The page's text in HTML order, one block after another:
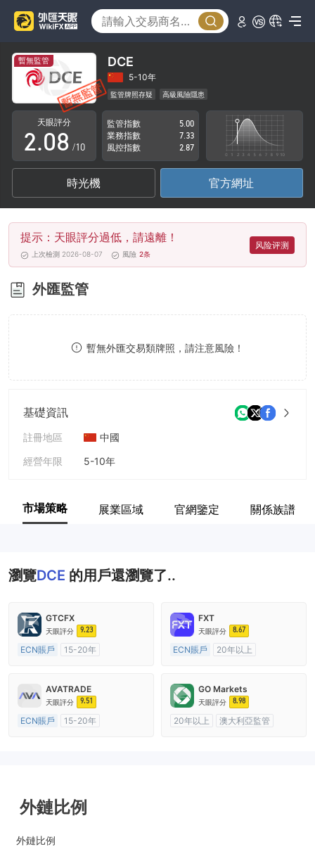
暫無監管 DCE
5-10年
監管牌照存疑 高級風險隱患
天眼評分
0
1
2
3
4
5
6
7
8
.0
1
2
3
4
5
6
4
5
6
7
8
9
/10
監管指數
5.00
業務指數
7.33
風控指數
2.87
時光機 官方網址
提示：天眼評分過低，請遠離！
上次檢測 2026-08-07 風險 2条
风险评测
外匯監管
暫無外匯交易類牌照，請注意風險！
基礎資訊
註冊地區
中國
經營年限
5-10年
市場策略 展業區域 官網鑒定 關係族譜
瀏覽DCE 的用戶還瀏覽了..
GTCFX
天眼評分 9.23
ECN賬戶
15-20年
FXT
天眼評分 8.67
ECN賬戶
20年以上
主標MT4
AVATRADE
天眼評分 9.51
ECN賬戶
15-20年
GO Markets
天眼評分 8.98
20年以上
澳大利亞監管
外鏈比例